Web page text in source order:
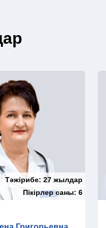
Тәжірибе:27 жылдар
Пікірлер саны:6